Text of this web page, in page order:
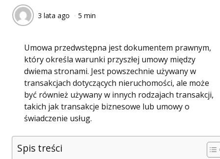
3 lata ago 5 min
Umowa przedwstępna jest dokumentem prawnym,
który określa warunki przyszłej umowy między
dwiema stronami. Jest powszechnie używany w
transakcjach dotyczących nieruchomości, ale może
być również używany w innych rodzajach transakcji,
takich jak transakcje biznesowe lub umowy o
świadczenie usług.
Spis treści